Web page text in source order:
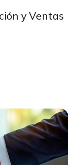
y Ventas